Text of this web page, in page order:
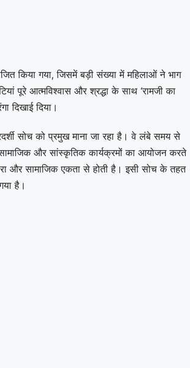
किया गया, जिसमें बड़ी संख्या में महिलाओं ने भाग
पूरे आत्मविश्वास और श्रद्धा के साथ ‘रामजी का
दिखाई दिया।
सोच को प्रमुख माना जा रहा है। वे लंबे समय से
सामाजिक और सांस्कृतिक कार्यक्रमों का आयोजन करते
और सामाजिक एकता से होती है। इसी सोच के तहत
है।